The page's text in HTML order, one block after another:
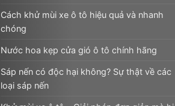
Cách khử mùi xe ô tô hiệu quả và nhanh
chóng
Nước hoa kẹp cửa gió ô tô chính hãng
Sáp nến có độc hại không? Sự thật về các
loại sáp nến